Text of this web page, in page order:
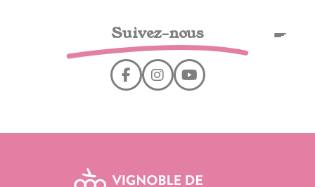
Suivez-nous